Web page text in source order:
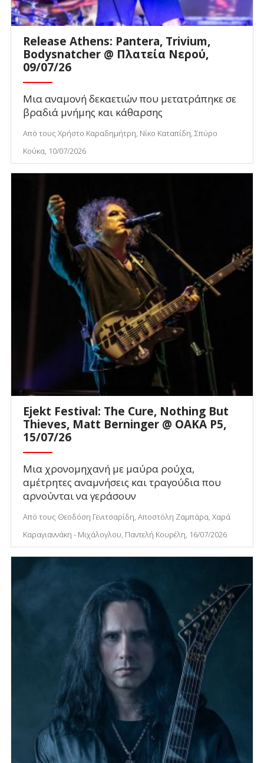
Release Athens: Pantera, Trivium,
Bodysnatcher @ Πλατεία Νερού,
09/07/26
Μια αναμονή δεκαετιών που μετατράπηκε σε
βραδιά μνήμης και κάθαρσης
Από τους Χρήστο Καραδημήτρη, Νίκο Καταπίδη, Σπύρο
Κούκα, 10/07/2026
Ejekt Festival: The Cure, Nothing But
Thieves, Matt Berninger @ ΟΑΚΑ P5,
15/07/26
Μια χρονομηχανή με μαύρα ρούχα,
αμέτρητες αναμνήσεις και τραγούδια που
αρνούνται να γεράσουν
Από τους Θεοδόση Γενιτσαρίδη, Αποστόλη Ζαμπάρα, Χαρά
Καραγιαννάκη - Μιχάλογλου, Παντελή Κουρέλη, 16/07/2026